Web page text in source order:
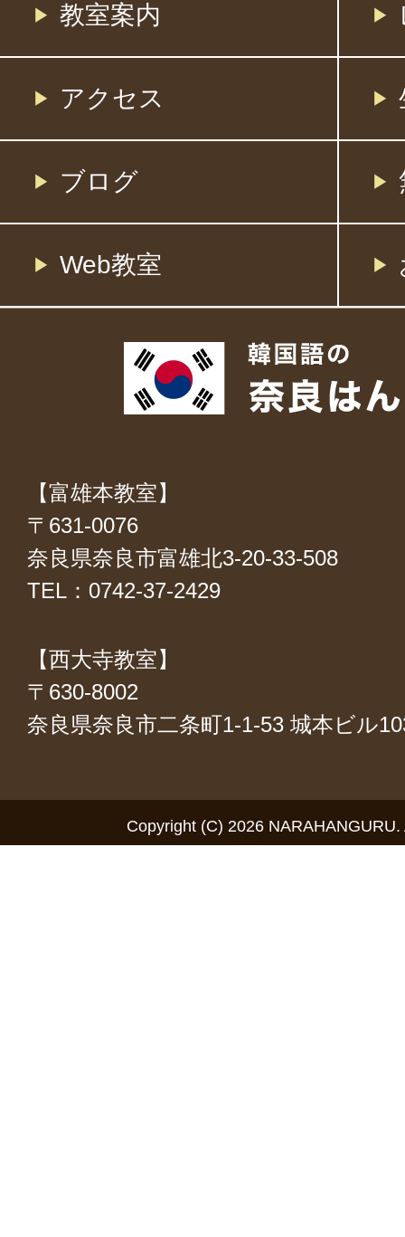
教室案内
アクセス
ブログ
Web教室
【富雄本教室】
〒631-0076
奈良県奈良市富雄北3-20-33-508
TEL：0742-37-2429
【西大寺教室】
〒630-8002
奈良県奈良市二条町1-1-53 城本ビル
Copyright (C) 2026